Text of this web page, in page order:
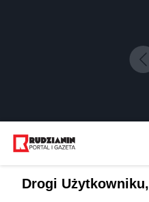
Drogi Użytkowniku,